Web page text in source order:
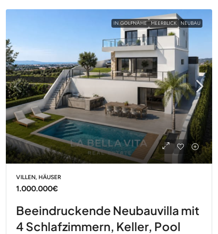
IN GOLFNÄHE MEERBLICK NEUBAU
VILLEN, HÄUSER
1.000.000€
Beeindruckende Neubauvilla mit
4 Schlafzimmern, Keller, Pool